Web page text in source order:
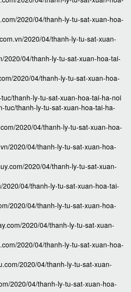
2020/04/thanh-ly-tu-sat-xuan-hoa-
2020/04/thanh-ly-tu-sat-xuan-
2020/04/thanh-ly-tu-sat-xuan-hoa-tai-
2020/04/thanh-ly-tu-sat-xuan-hoa-
thanh-ly-tu-sat-xuan-hoa-tai-ha-noi
tuc/thanh-ly-tu-sat-xuan-hoa-tai-ha-
2020/04/thanh-ly-tu-sat-xuan-hoa-
2020/04/thanh-ly-tu-sat-xuan-hoa-
2020/04/thanh-ly-tu-sat-xuan-
2020/04/thanh-ly-tu-sat-xuan-hoa-tai-
2020/04/thanh-ly-tu-sat-xuan-hoa-
2020/04/thanh-ly-tu-sat-xuan-
2020/04/thanh-ly-tu-sat-xuan-hoa-
2020/04/thanh-ly-tu-sat-xuan-
2020/04/thanh-ly-tu-sat-xuan-hoa-